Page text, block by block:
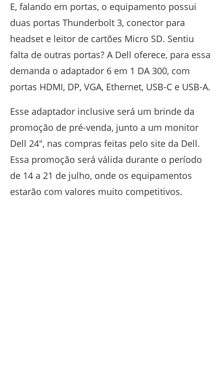
E, falando em portas, o equipamento possui
duas portas Thunderbolt 3, conector para
headset e leitor de cartões Micro SD. Sentiu
falta de outras portas? A Dell oferece, para essa
demanda o adaptador 6 em 1 DA 300, com
portas HDMI, DP, VGA, Ethernet, USB-C e USB-A.
Esse adaptador inclusive será um brinde da
promoção de pré-venda, junto a um monitor
Dell 24″, nas compras feitas pelo site da Dell.
Essa promoção será válida durante o período
de 14 a 21 de julho, onde os equipamentos
estarão com valores muito competitivos.